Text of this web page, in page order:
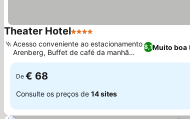
Theater Hotel4 Estrelas
8,1Muito boa
Acesso conveniente ao estacionamento
Arenberg, Buffet de café da manhã
completo
De € 68
Consulte os preços de 14 sites